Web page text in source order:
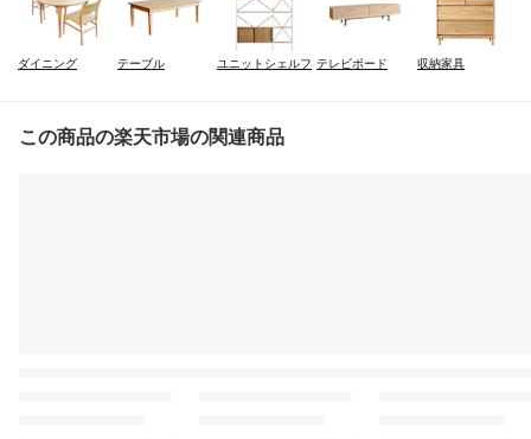
ダイニング テーブル ユニットシェルフ テレビボード 収納家具
この商品の楽天市場の関連商品